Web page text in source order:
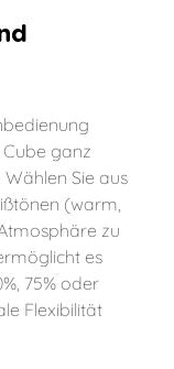
Cube ganz
Sie aus
(warm,
zu
es
75% oder
Flexibilität